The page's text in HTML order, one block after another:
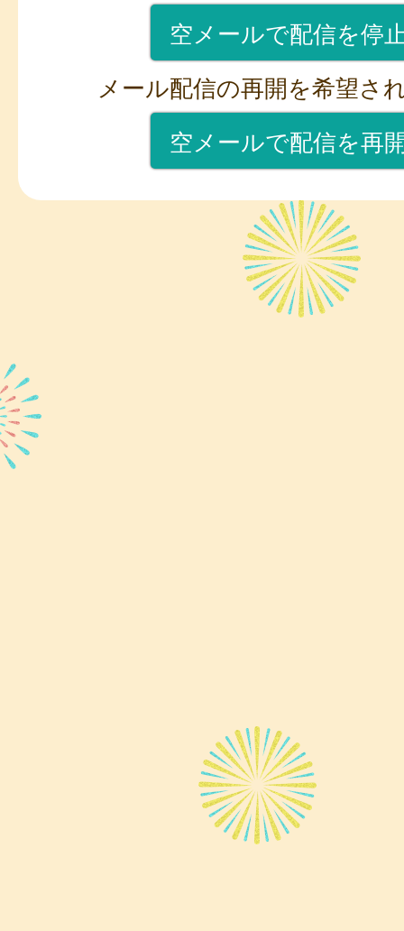
空メールで配信を停
メール配信の再開を希望さ
空メールで配信を再